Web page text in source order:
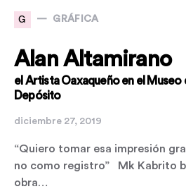
G GRÁFICA
Alan Altamirano
el Artista Oaxaqueño en el Museo
Depósito
diciembre 27, 2019
“Quiero tomar esa impresión
no como registro” Mk Kabrito
obra…